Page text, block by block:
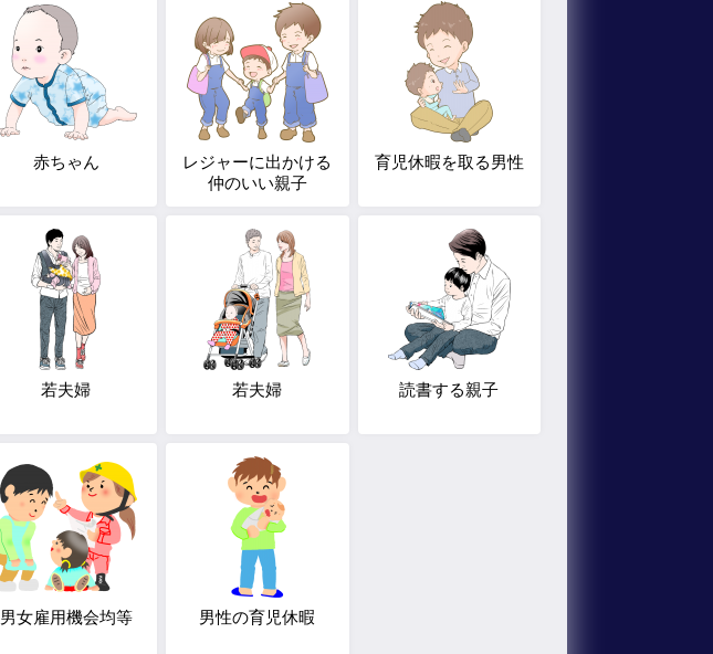
赤ちゃん
レジャーに出かける
仲のいい親子
育児休暇を取る男性
若夫婦 若夫婦 読書する親子
男女雇用機会均等 男性の育児休暇